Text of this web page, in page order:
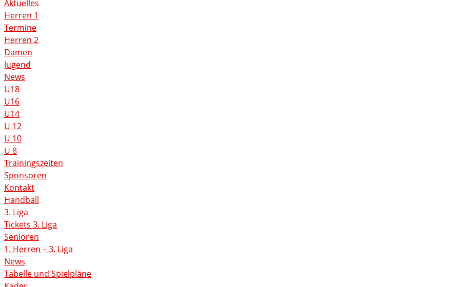
Aktuelles
Herren 1
Termine
Herren 2
Damen
Jugend
News
U18
U16
U14
U 12
U 10
U 8
Trainingszeiten
Sponsoren
Kontakt
Handball
3. Liga
Tickets 3. Liga
Senioren
1. Herren – 3. Liga
News
Tabelle und Spielpläne